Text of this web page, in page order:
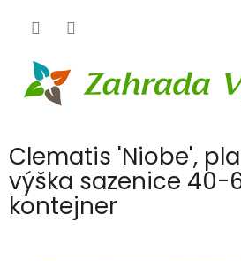
Clematis 'Niobe',
výška sazenice 40-
kontejner